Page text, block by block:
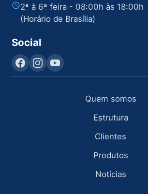
2ª à 6ª feira - 08:00h às 18:00h
(Horário de Brasília)
Social
Quem somos
Estrutura
Clientes
Produtos
Notícias